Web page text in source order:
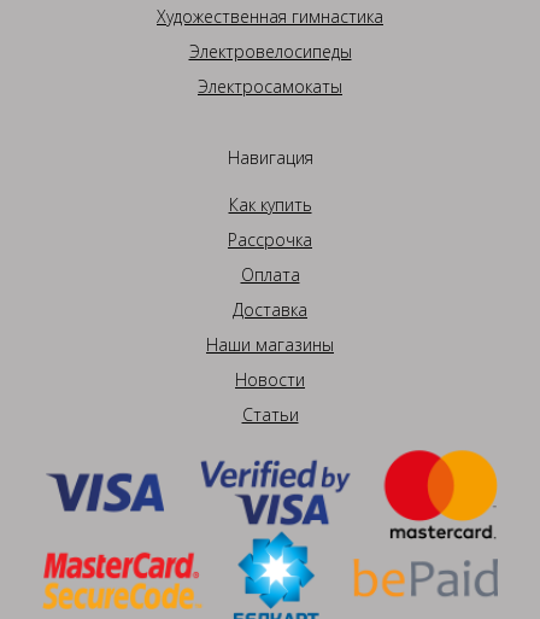
Художественная гимнастика
Электровелосипеды
Электросамокаты
Навигация
Как купить
Рассрочка
Оплата
Доставка
Наши магазины
Новости
Статьи